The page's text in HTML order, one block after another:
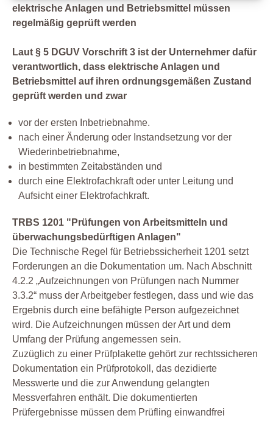
elektrische Anlagen und Betriebsmittel müssen
regelmäßig geprüft werden
Laut § 5 DGUV Vorschrift 3 ist der Unternehmer dafür
verantwortlich, dass elektrische Anlagen und
Betriebsmittel auf ihren ordnungsgemäßen Zustand
geprüft werden und zwar
vor der ersten Inbetriebnahme.
nach einer Änderung oder Instandsetzung vor der
Wiederinbetriebnahme,
in bestimmten Zeitabständen und
durch eine Elektrofachkraft oder unter Leitung und
Aufsicht einer Elektrofachkraft.
TRBS 1201 "Prüfungen von Arbeitsmitteln und
überwachungsbedürftigen Anlagen"
Die Technische Regel für Betriebssicherheit 1201 setzt
Forderungen an die Dokumentation um. Nach Abschnitt
4.2.2 „Aufzeichnungen von Prüfungen nach Nummer
3.3.2“ muss der Arbeitgeber festlegen, dass und wie das
Ergebnis durch eine befähigte Person aufgezeichnet
wird. Die Aufzeichnungen müssen der Art und dem
Umfang der Prüfung angemessen sein.
Zuzüglich zu einer Prüfplakette gehört zur rechtssicheren
Dokumentation ein Prüfprotokoll, das dezidierte
Messwerte und die zur Anwendung gelangten
Messverfahren enthält. Die dokumentierten
Prüfergebnisse müssen dem Prüfling einwandfrei